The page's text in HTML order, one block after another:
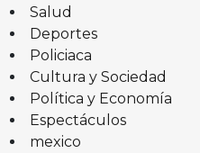
Salud
Deportes
Policiaca
Cultura y Sociedad
Política y Economía
Espectáculos
mexico